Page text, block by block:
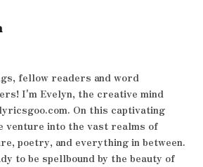
fellow readers and word
I'm Evelyn, the creative mind
On this captivating
venture into the vast realms of
poetry, and everything in between.
to be spellbound by the beauty of